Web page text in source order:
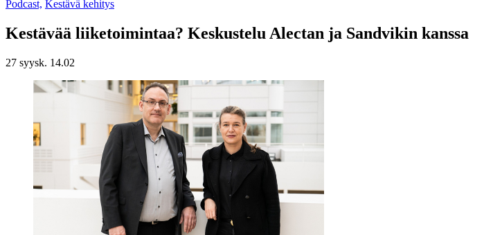
Podcast, Kestävä kehitys
Kestävää liiketoimintaa? Keskustelu Alectan ja Sandvikin kanssa
27 syysk. 14.02